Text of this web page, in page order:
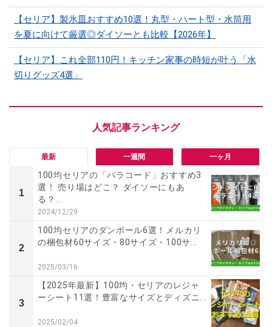
【セリア】製氷皿おすすめ10選！丸型・ハート型・水筒用
を夏に向けて厳選◎ダイソーとも比較【2026年】
【セリア】これ全部110円！キッチン家事の時短が叶う「水
切りグッズ4選」
最新 一週間 一ヶ月
1
100均セリアの「パラコード」おすすめ3
選！ 売り場はどこ？ ダイソーにもあ
る？...
2024/12/29
2
100均セリアのダンボール6選！メルカリ
の梱包材60サイズ・80サイズ・100サ...
2025/03/16
3
【2025年最新】100均・セリアのレジャ
ーシート11選！豊富なサイズとディズニ...
2025/02/04